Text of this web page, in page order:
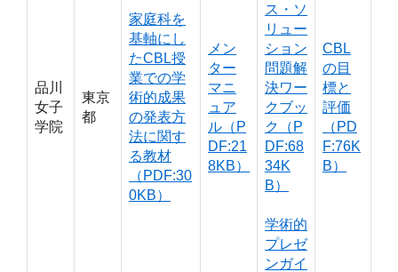
品川
女子
学院
東京
都
家庭科を
基軸にし
たCBL授
業での学
術的成果
の発表方
法に関す
る教材
（PDF:30
0KB）
メン
ター
マニ
ュア
ル（P
DF:21
8KB）
ス・ソ
リュー
ション
問題解
決ワー
クブッ
ク（P
DF:68
34K
B）
学術的
プレゼ
ンガイ
CBL
の目
標と
評価
（PD
F:76K
B）